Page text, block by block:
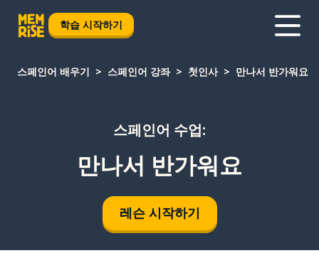
학습 시작하기
스페인어 배우기 스페인어 강좌 첫인사 만나서 반가워요
스페인어 수업:
만나서 반가워요
레슨 시작하기